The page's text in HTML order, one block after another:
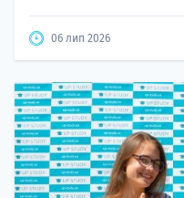
06 лип 2026